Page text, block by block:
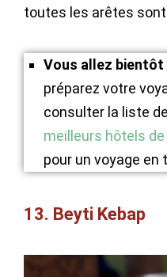
toutes les arêtes
Vous allez bientôt
préparez votre
consulter la liste
meilleurs hôtels de
pour un voyage
13. Beyti Kebap